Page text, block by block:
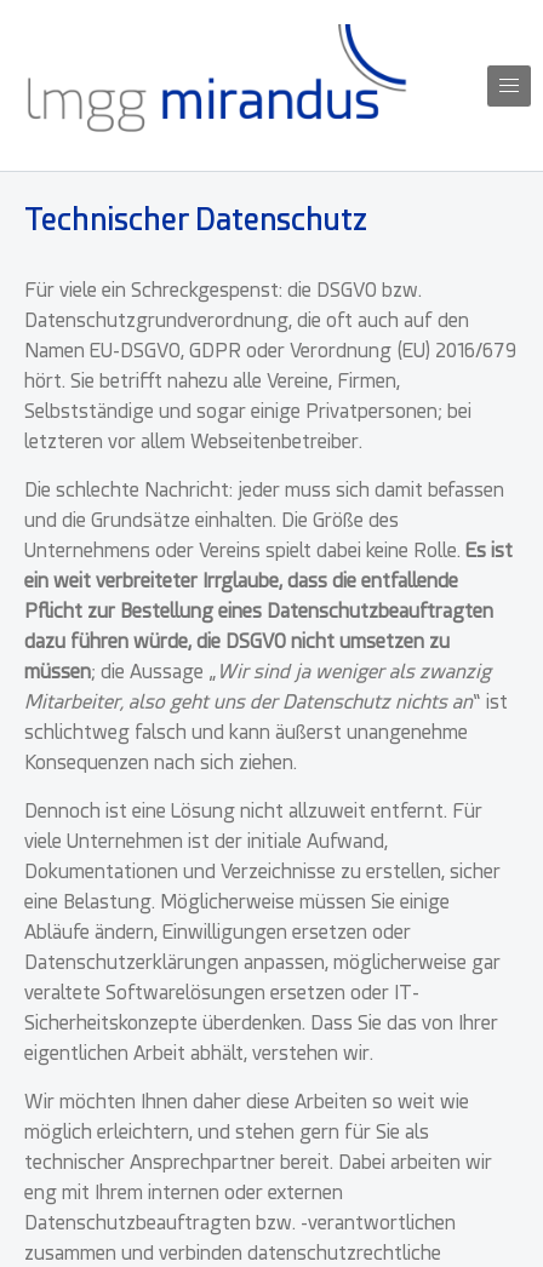
lmgg mirandus
Technischer Datenschutz
Für viele ein Schreckgespenst: die DSGVO bzw.
Datenschutzgrundverordnung, die oft auch auf den
Namen EU-DSGVO, GDPR oder Verordnung (EU) 2016/679
hört. Sie betrifft nahezu alle Vereine, Firmen,
Selbstständige und sogar einige Privatpersonen; bei
letzteren vor allem Webseitenbetreiber.
Die schlechte Nachricht: jeder muss sich damit befassen
und die Grundsätze einhalten. Die Größe des
Unternehmens oder Vereins spielt dabei keine Rolle. Es ist
ein weit verbreiteter Irrglaube, dass die entfallende
Pflicht zur Bestellung eines Datenschutzbeauftragten
dazu führen würde, die DSGVO nicht umsetzen zu
müssen; die Aussage „ Wir sind ja weniger als zwanzig
Mitarbeiter, also geht uns der Datenschutz nichts an“ ist
schlichtweg falsch und kann äußerst unangenehme
Konsequenzen nach sich ziehen.
Dennoch ist eine Lösung nicht allzuweit entfernt. Für
viele Unternehmen ist der initiale Aufwand,
Dokumentationen und Verzeichnisse zu erstellen, sicher
eine Belastung. Möglicherweise müssen Sie einige
Abläufe ändern, Einwilligungen ersetzen oder
Datenschutzerklärungen anpassen, möglicherweise gar
veraltete Softwarelösungen ersetzen oder IT-
Sicherheitskonzepte überdenken. Dass Sie das von Ihrer
eigentlichen Arbeit abhält, verstehen wir.
Wir möchten Ihnen daher diese Arbeiten so weit wie
möglich erleichtern, und stehen gern für Sie als
technischer Ansprechpartner bereit. Dabei arbeiten wir
eng mit Ihrem internen oder externen
Datenschutzbeauftragten bzw. -verantwortlichen
zusammen und verbinden datenschutzrechtliche